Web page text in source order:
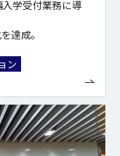
学受付業務に導
達成。
ン